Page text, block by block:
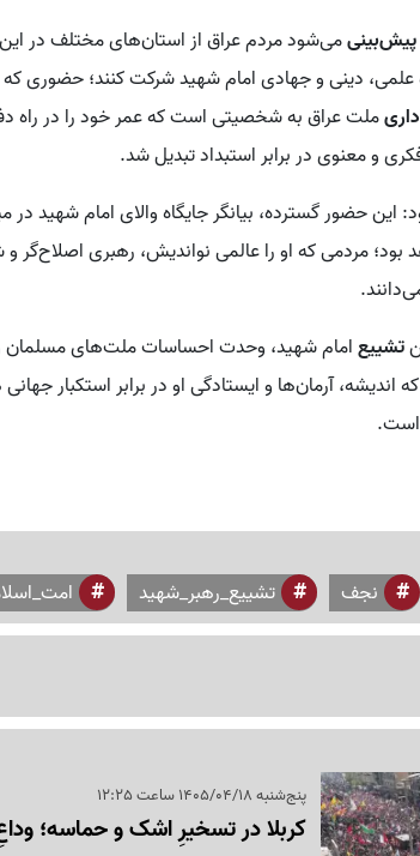
پیش‌بینیمی‌شود مردم عراق از استان‌های مختلف در این
علمی، دینی و جهادی امام شهید شرکت کنند؛ حضوری
ملت عراق به شخصیتی است که عمر خود را در راه
و معنوی در برابر استبداد تبدیل شد.
این حضور گسترده، بیانگر جایگاه والای امام شهید در
مردمی که او را عالمی نواندیش، رهبری اصلاح‌گر و
تشییعامام شهید، وحدت احساسات ملت‌های مسلمان
اندیشه، آرمان‌ها و ایستادگی او در برابر استکبار
است.
نجف تشییع_رهبر_شهید
پنج‌شنبه 1405/04/18 ساعت 12:25
کربلا در تسخیرِ اشک و حماسه؛ وداعِ 4 میلیونی با «رهبر شهید»